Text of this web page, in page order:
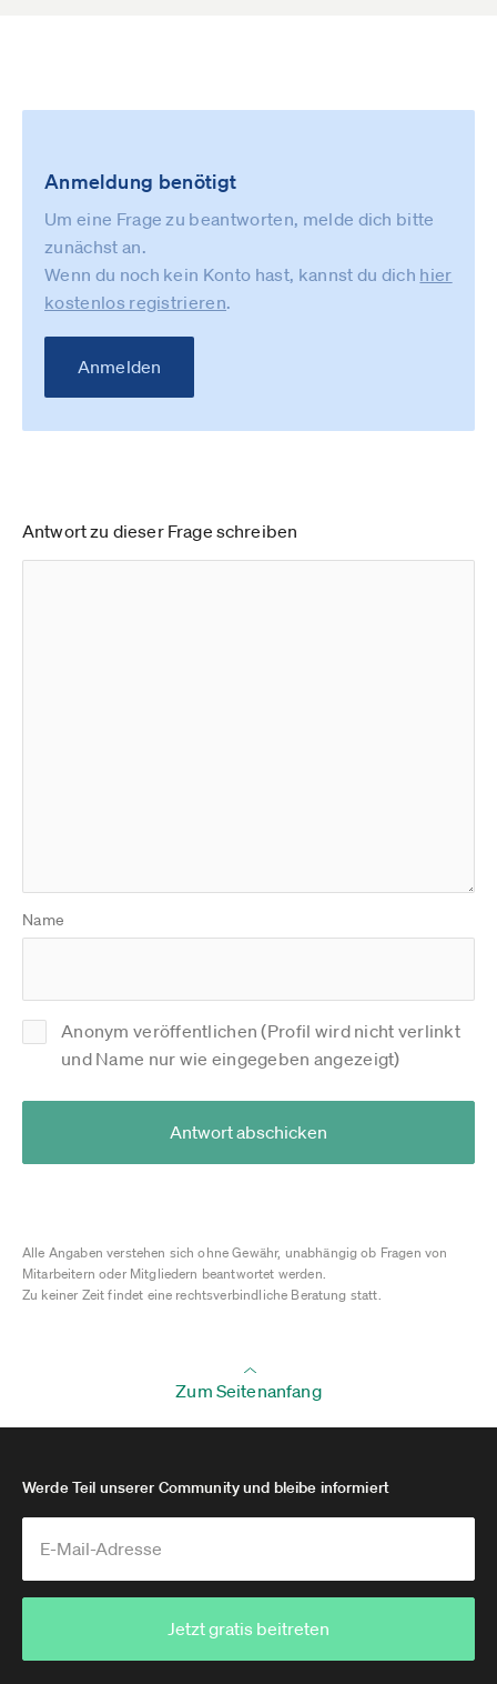
Anmeldung benötigt
Um eine Frage zu beantworten, melde dich bitte
zunächst an.
Wenn du noch kein Konto hast, kannst du dich hier
kostenlos registrieren.
Anmelden
Antwort zu dieser Frage schreiben
Name
Anonym veröffentlichen (Profil wird nicht verlinkt
und Name nur wie eingegeben angezeigt)
Antwort abschicken
Alle Angaben verstehen sich ohne Gewähr, unabhängig ob Fragen von
Mitarbeitern oder Mitgliedern beantwortet werden.
Zu keiner Zeit findet eine rechtsverbindliche Beratung statt.
Zum Seitenanfang
Werde Teil unserer Community und bleibe informiert
Jetzt gratis beitreten